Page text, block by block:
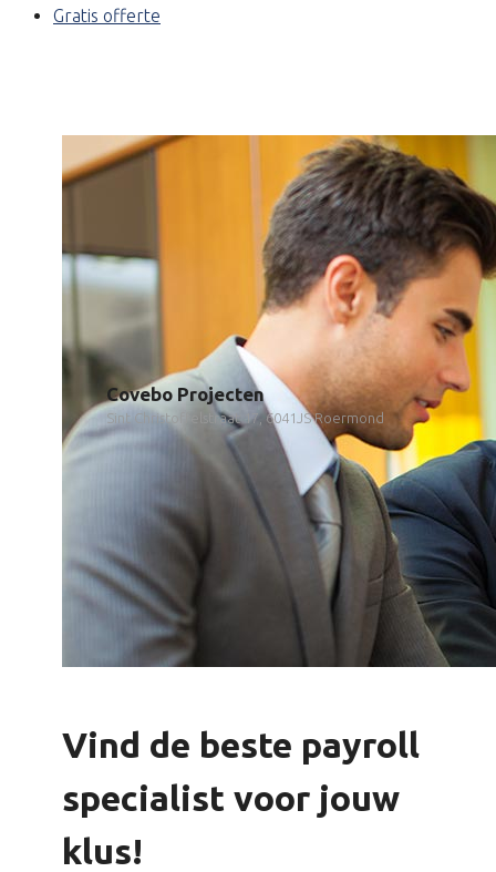
Gratis offerte
Covebo Projecten
Sint Christoffelstraat 17, 6041JS Roermond
Vind de beste payroll
specialist voor jouw
klus!